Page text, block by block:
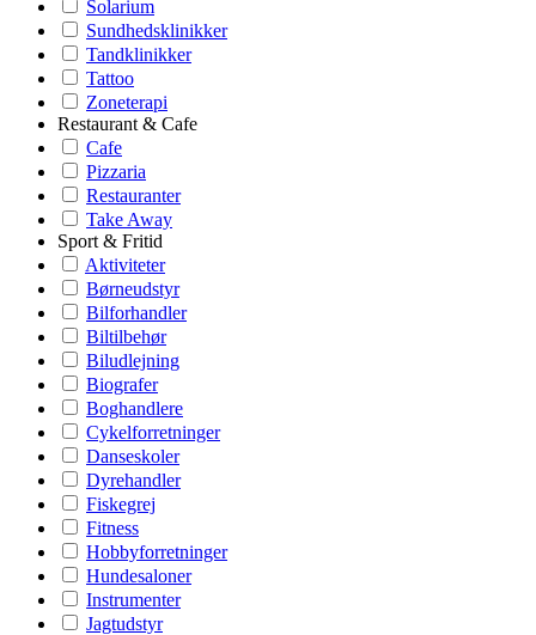
Solarium
Sundhedsklinikker
Tandklinikker
Tattoo
Zoneterapi
Restaurant & Cafe
Cafe
Pizzaria
Restauranter
Take Away
Sport & Fritid
Aktiviteter
Børneudstyr
Bilforhandler
Biltilbehør
Biludlejning
Biografer
Boghandlere
Cykelforretninger
Danseskoler
Dyrehandler
Fiskegrej
Fitness
Hobbyforretninger
Hundesaloner
Instrumenter
Jagtudstyr